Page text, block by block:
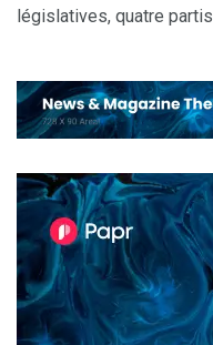
législatives, quatre partis